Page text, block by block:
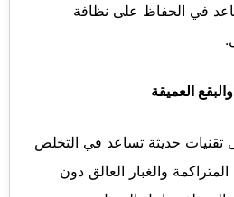
في الحفاظ على نظافة
العميقة
تقنيات حديثة تساعد في التخلص
والغبار العالق دون